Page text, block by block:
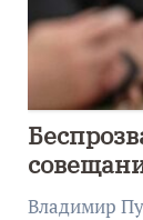
Владимир